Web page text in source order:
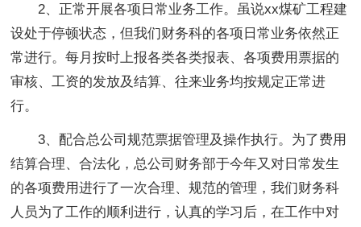
2、正常开展各项日常业务工作。虽说xx煤矿工程建
设处于停顿状态，但我们财务科的各项日常业务依然正
常进行。每月按时上报各类各类报表、各项费用票据的
审核、工资的发放及结算、往来业务均按规定正常进
行。
3、配合总公司规范票据管理及操作执行。为了费用
结算合理、合法化，总公司财务部于今年又对日常发生
的各项费用进行了一次合理、规范的管理，我们财务科
人员为了工作的顺利进行，认真的学习后，在工作中对